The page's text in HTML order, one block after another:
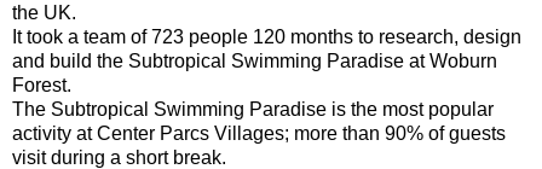
the UK.
It took a team of 723 people 120 months to research, design
and build the Subtropical Swimming Paradise at Woburn
Forest.
The Subtropical Swimming Paradise is the most popular
activity at Center Parcs Villages; more than 90% of guests
visit during a short break.